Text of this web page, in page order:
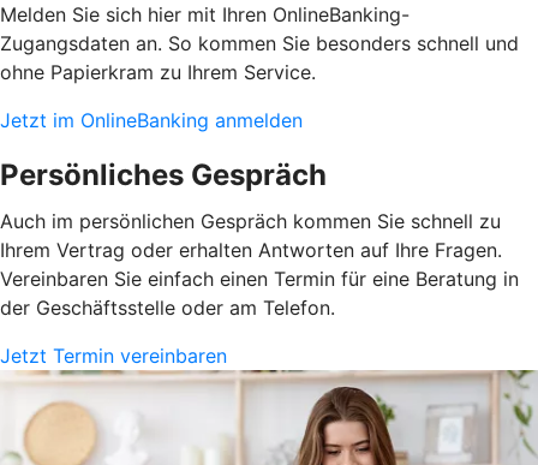
Melden Sie sich hier mit Ihren OnlineBanking-
Zugangsdaten an. So kommen Sie besonders schnell und
ohne Papierkram zu Ihrem Service.
Jetzt im OnlineBanking anmelden
Persönliches Gespräch
Auch im persönlichen Gespräch kommen Sie schnell zu
Ihrem Vertrag oder erhalten Antworten auf Ihre Fragen.
Vereinbaren Sie einfach einen Termin für eine Beratung in
der Geschäftsstelle oder am Telefon.
Jetzt Termin vereinbaren